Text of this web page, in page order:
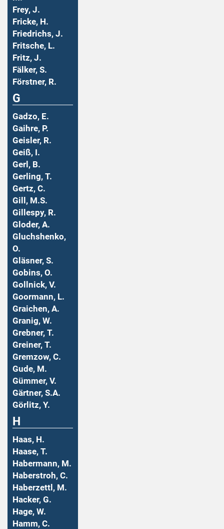
Frey, J.
Fricke, H.
Friedrichs, J.
Fritsche, L.
Fritz, J.
Fälker, S.
Förstner, R.
G
Gadzo, E.
Gaihre, P.
Geisler, R.
Geiß, I.
Gerl, B.
Gerling, T.
Gertz, C.
Gill, M.S.
Gillespy, R.
Gloder, A.
Gluchshenko,
O.
Gläsner, S.
Gobins, O.
Gollnick, V.
Goormann, L.
Graichen, A.
Granig, W.
Grebner, T.
Greiner, T.
Gremzow, C.
Gude, M.
Gümmer, V.
Gärtner, S.A.
Görlitz, Y.
H
Haas, H.
Haase, T.
Habermann, M.
Haberstroh, C.
Haberzettl, M.
Hacker, G.
Hage, W.
Hamm, C.